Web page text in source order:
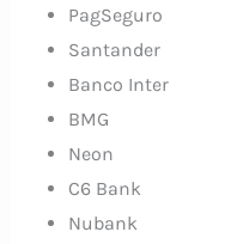
PagSeguro
Santander
Banco Inter
BMG
Neon
C6 Bank
Nubank